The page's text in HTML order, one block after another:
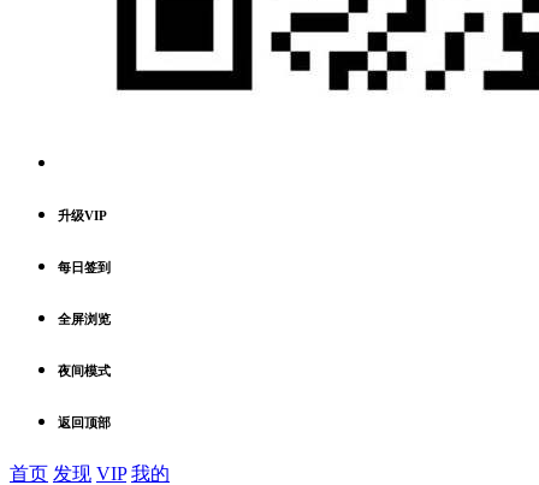
升级VIP
每日签到
全屏浏览
夜间模式
返回顶部
首页 发现 VIP 我的